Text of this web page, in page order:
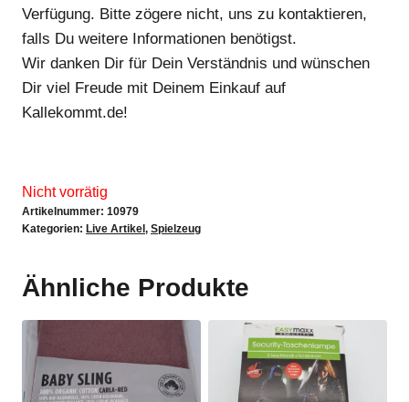
Verfügung. Bitte zögere nicht, uns zu kontaktieren,
falls Du weitere Informationen benötigst.
Wir danken Dir für Dein Verständnis und wünschen
Dir viel Freude mit Deinem Einkauf auf
Kallekommt.de!
Nicht vorrätig
Artikelnummer: 10979
Kategorien: Live Artikel , Spielzeug
Ähnliche Produkte